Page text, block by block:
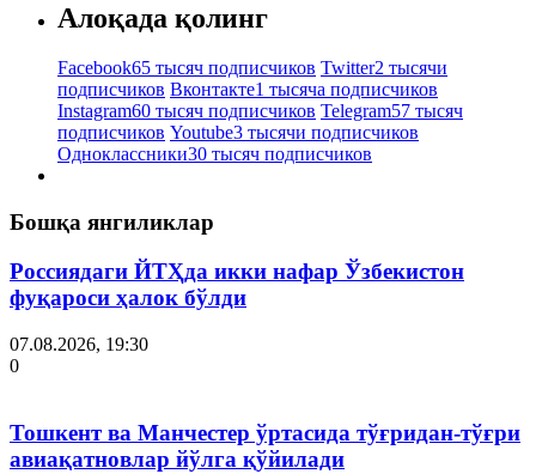
Алоқада қолинг
Facebook65 тысяч подписчиков Twitter2 тысячи
подписчиков Вконтакте1 тысяча подписчиков
Instagram60 тысяч подписчиков Telegram57 тысяч
подписчиков Youtube3 тысячи подписчиков
Одноклассники30 тысяч подписчиков
Бошқа янгиликлар
Россиядаги ЙТҲда икки нафар Ўзбекистон
фуқароси ҳалок бўлди
07.08.2026, 19:30
0
Тошкент ва Манчестер ўртасида тўғридан-тўғри
авиақатновлар йўлга қўйилади